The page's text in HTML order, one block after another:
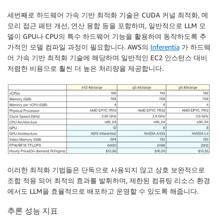
세번째로 하드웨어 가속 기반 최적화 기술은 CUDA 커널 최적화, 메
모리 접근 패턴 개선, 연산 융합 등을 포함하며, 일반적으로 LLM 모
델이 GPU나 CPU의 특수 하드웨어 기능을 활용하여 동작하도록 추
가적인 모델 컴파일 과정이 필요합니다. AWS의 Inferentia 가 하드웨
어 가속 기반 최적화 기술에 해당하며 일반적인 EC2 인스턴스 대비
저렴한 비용으로 훨씬 더 높은 처리량을 제공합니다.
이러한 최적화 기법들은 단독으로 사용되지 않고 상호 보완적으로
조합 적용 되어 최적의 효과를 발휘하며, 제한된 컴퓨팅 리소스 환경
에서도 LLM을 효율적으로 배포하고 운영할 수 있도록 해줍니다.
추론 성능 지표